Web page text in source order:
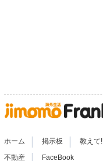
ホーム 掲示板 教えて!
不動産 FaceBook